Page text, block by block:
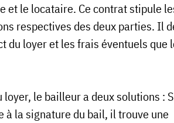
et le locataire. Ce contrat stipule
respectives des deux parties. Il
du loyer et les frais éventuels que
le bailleur a deux solutions :
la signature du bail, il trouve une